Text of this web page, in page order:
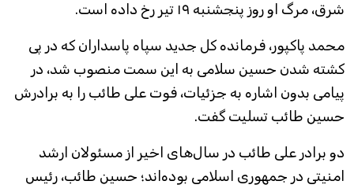
شرق، مرگ او روز پنجشنبه ۱۹ تیر رخ داده است.
محمد پاکپور، فرمانده کل جدید سپاه پاسداران که در پی
کشته شدن حسین سلامی به این سمت منصوب شد، در
پیامی بدون اشاره به جزئیات، فوت علی طائب را به برادرش
حسین طائب تسلیت گفت.
دو برادر علی طائب در سال‌های اخیر از مسئولان ارشد
امنیتی در جمهوری اسلامی بوده‌اند؛ حسین طائب، رئیس